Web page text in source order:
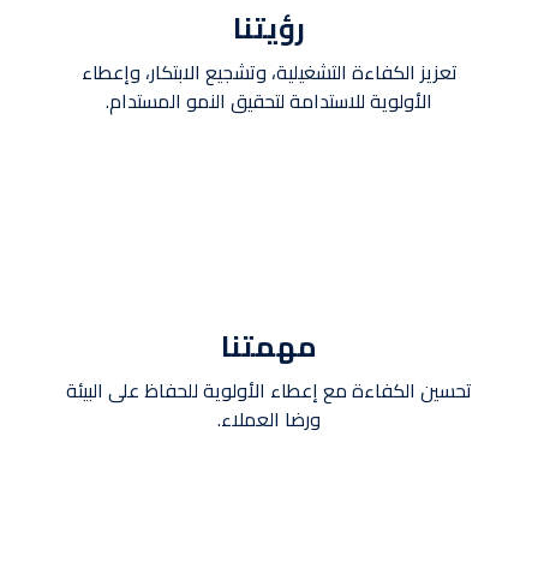
رؤيتنا
تعزيز الكفاءة التشغيلية، وتشجيع الابتكار، وإعطاء
الأولوية للاستدامة لتحقيق النمو المستدام.
مهمتنا
تحسين الكفاءة مع إعطاء الأولوية للحفاظ على البيئة
ورضا العملاء.